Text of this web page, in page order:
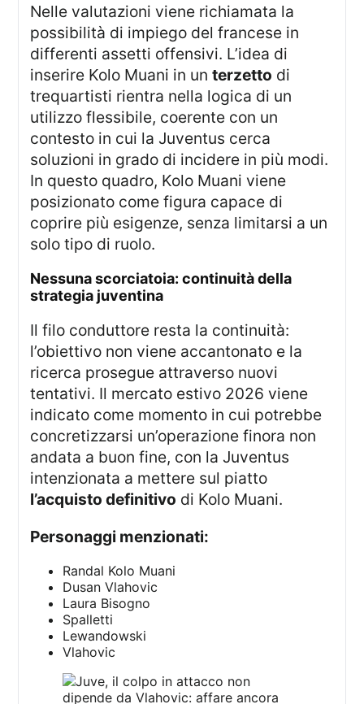
Nelle valutazioni viene richiamata la
possibilità di impiego del francese in
differenti assetti offensivi. L’idea di
inserire Kolo Muani in unterzetto di
trequartisti rientra nella logica di un
utilizzo flessibile, coerente con un
contesto in cui la Juventus cerca
soluzioni in grado di incidere in più modi.
In questo quadro, Kolo Muani viene
posizionato come figura capace di
coprire più esigenze, senza limitarsi a un
solo tipo di ruolo.
nessuna scorciatoia: continuità della
strategia juventina
Il filo conduttore resta la continuità:
l’obiettivo non viene accantonato e la
ricerca prosegue attraverso nuovi
tentativi. Il mercato estivo 2026 viene
indicato come momento in cui potrebbe
concretizzarsi un’operazione finora non
andata a buon fine, con la Juventus
intenzionata a mettere sul piatto
l’acquisto definitivo di Kolo Muani.
Personaggi menzionati:
Randal Kolo Muani
Dusan Vlahovic
Laura Bisogno
Spalletti
Lewandowski
Vlahovic